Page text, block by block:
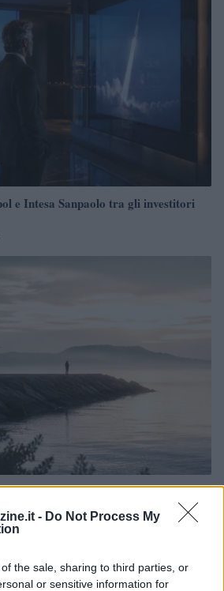
- Do Not Process My
the sale, sharing to third parties, or
or sensitive information for
e Intesa Sanpaolo tra gli investitori
Guardia di Finanza: controllo del